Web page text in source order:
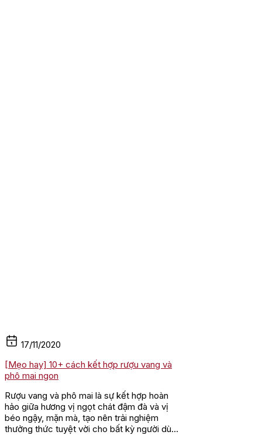
17/11/2020
[Mẹo hay] 10+ cách kết hợp rượu vang và
phô mai ngon
Rượu vang và phô mai là sự kết hợp hoàn
hảo giữa hương vị ngọt chát đậm đà và vị
béo ngậy, mặn mà, tạo nên trải nghiệm
thưởng thức tuyệt vời cho bất kỳ người dùng